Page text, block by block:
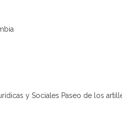
y Sociales Paseo de los